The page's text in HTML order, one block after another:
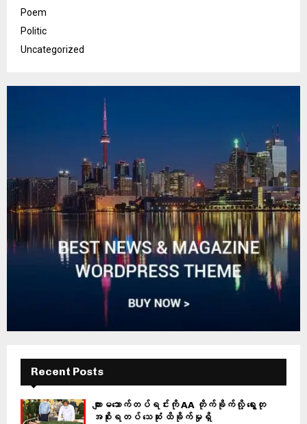
Poem
Politic
Uncategorized
Recent Posts
ကျားမသောက်တပ်ရင်းကို AA တိုက်ခိုက်လို့ ရွေးတု
အစိုးရတပ် သေဆုံး ထိခိုက်မှုရှိ